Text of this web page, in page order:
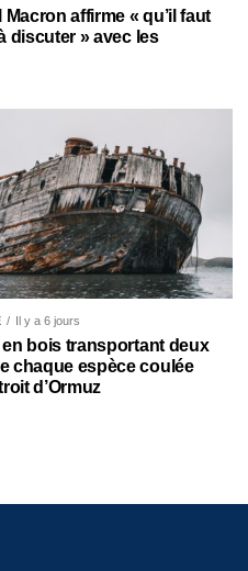
Macron affirme « qu’il faut
discuter » avec les
Il y a 6 jours
en bois transportant deux
chaque espèce coulée
d’Ormuz